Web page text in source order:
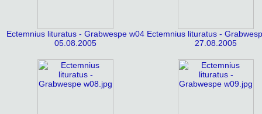
Ectemnius lituratus - Grabwespe w04
05.08.2005
Ectemnius lituratus -
27.08.2005